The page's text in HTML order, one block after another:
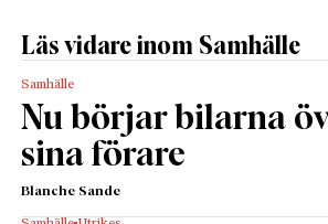
Läs vidare inom Samhälle
Samhälle
Nu börjar bilarna
sina förare
Blanche Sande